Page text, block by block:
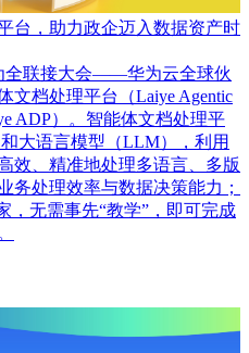
台，助力政企迈入数据资产时
全联接大会——华为云全球伙
文档处理平台（Laiye Agentic
ADP）。智能体文档处理平
大语言模型（LLM），利用
效、精准地处理多语言、多版
务处理效率与数据决策能力；
，无需事先“教学”，即可完成